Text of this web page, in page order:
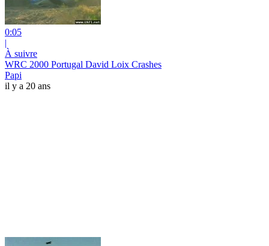
0:05
|
À suivre
WRC 2000 Portugal David Loix Crashes
Papi
il y a 20 ans